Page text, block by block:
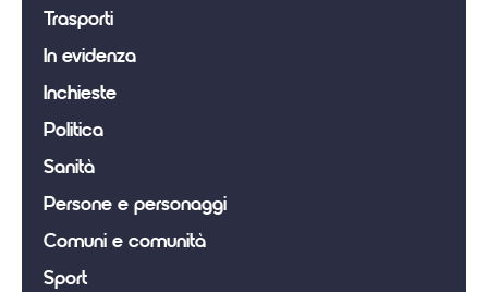
Trasporti
In evidenza
Inchieste
Politica
Sanità
Persone e personaggi
Comuni e comunità
Sport